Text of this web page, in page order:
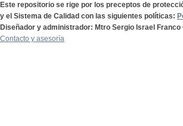
Este repositorio se rige por los preceptos de
y el Sistema de Calidad con las siguientes políticas:
Diseñador y administrador: Mtro Sergio Israel Franco
Contacto y asesoría